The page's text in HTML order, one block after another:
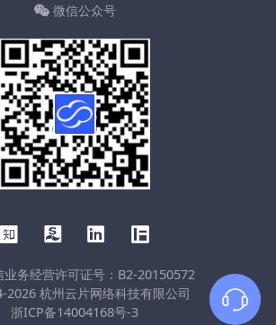
微信公众号
业务经营许可证号：B2-20150572
杭州云片网络科技有限公司
浙ICP备14004168号-3